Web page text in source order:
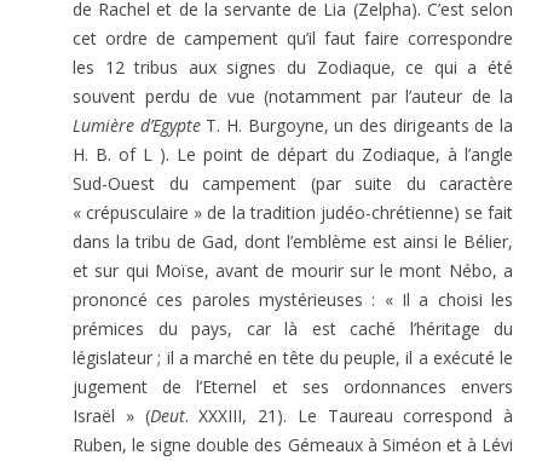
de Rachel et de la servante de Lia (Zelpha). C’est selon
cet ordre de campement qu’il faut faire correspondre
les 12 tribus aux signes du Zodiaque, ce qui a été
souvent perdu de vue (notamment par l’auteur de la
Lumière d’Egypte T. H. Burgoyne, un des dirigeants de la
H. B. of L ). Le point de départ du Zodiaque, à l’angle
Sud-Ouest du campement (par suite du caractère
« crépusculaire » de la tradition judéo-chrétienne) se fait
dans la tribu de Gad, dont l’emblème est ainsi le Bélier,
et sur qui Moïse, avant de mourir sur le mont Nébo, a
prononcé ces paroles mystérieuses : « Il a choisi les
prémices du pays, car là est caché l’héritage du
législateur ; il a marché en tête du peuple, il a exécuté le
jugement de l’Eternel et ses ordonnances envers
Israël » (Deut. XXXIII, 21). Le Taureau correspond à
Ruben, le signe double des Gémeaux à Siméon et à Lévi